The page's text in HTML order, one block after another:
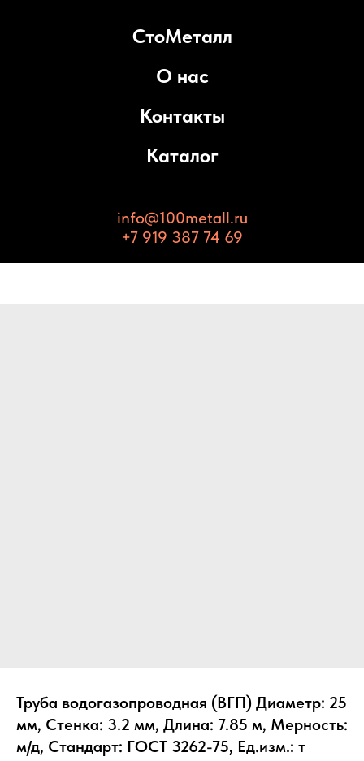
СтоМеталл
О нас
Контакты
Каталог
info@100metall.ru
+7 919 387 74 69
Труба водогазопроводная (ВГП) Диаметр: 25
мм, Стенка: 3.2 мм, Длина: 7.85 м, Мерность:
м/д, Стандарт: ГОСТ 3262-75, Ед.изм.: т